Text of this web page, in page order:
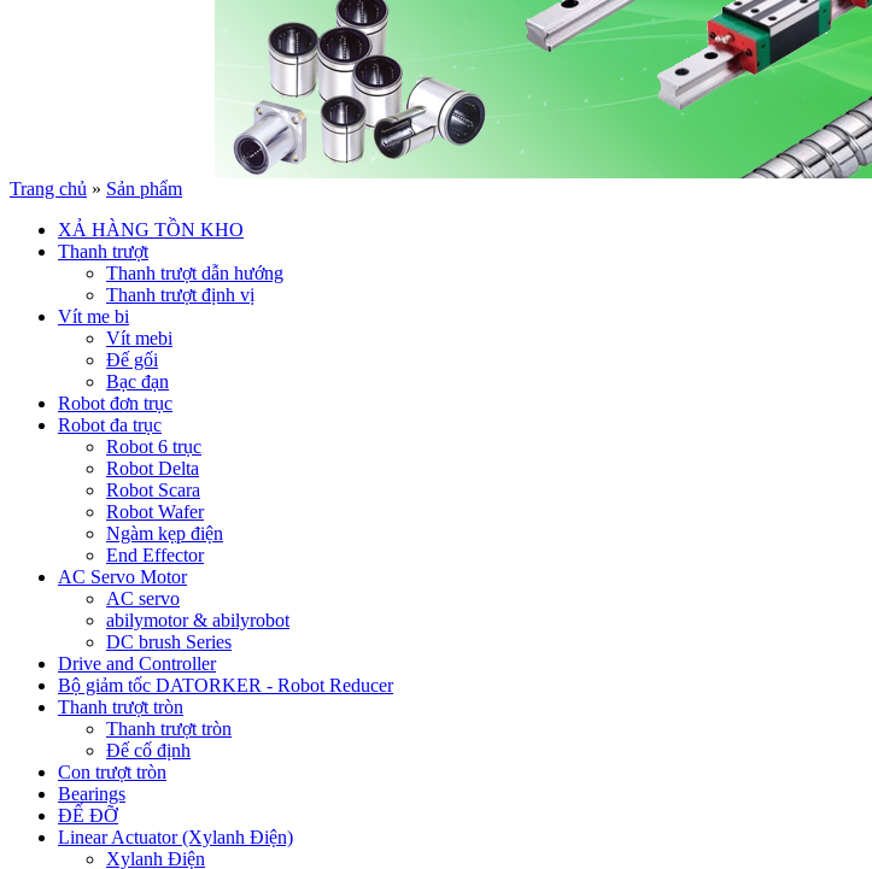
Trang chủ » Sản phẩm
XẢ HÀNG TỒN KHO
Thanh trượt
Thanh trượt dẫn hướng
Thanh trượt định vị
Vít me bi
Vít mebi
Đế gối
Bạc đạn
Robot đơn trục
Robot đa trục
Robot 6 trục
Robot Delta
Robot Scara
Robot Wafer
Ngàm kẹp điện
End Effector
AC Servo Motor
AC servo
abilymotor & abilyrobot
DC brush Series
Drive and Controller
Bộ giảm tốc DATORKER - Robot Reducer
Thanh trượt tròn
Thanh trượt tròn
Đế cố định
Con trượt tròn
Bearings
ĐẾ ĐỠ
Linear Actuator (Xylanh Điện)
Xylanh Điện